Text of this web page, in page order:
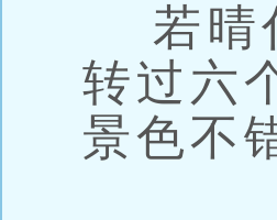
若晴
转过六
景色不